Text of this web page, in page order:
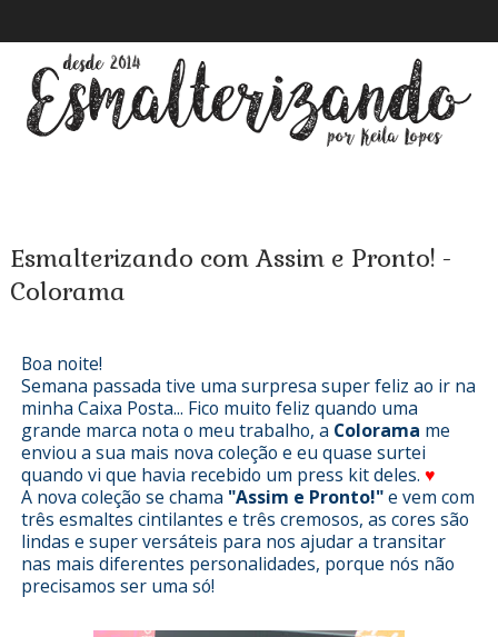
Esmalterizando com Assim e Pronto! -
Colorama
Boa noite!
Semana passada tive uma surpresa super feliz ao ir na
minha Caixa Posta... Fico muito feliz quando uma
grande marca nota o meu trabalho, a Colorama me
enviou a sua mais nova coleção e eu quase surtei
quando vi que havia recebido um press kit deles. ♥
A nova coleção se chama "Assim e Pronto!"e vem com
três esmaltes cintilantes e três cremosos, as cores são
lindas e super versáteis para nos ajudar a transitar
nas mais diferentes personalidades, porque nós não
precisamos ser uma só!